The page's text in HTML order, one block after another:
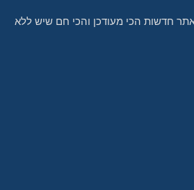
חדשות הכי מעודכן והכי חם שיש ללא